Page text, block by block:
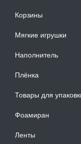
Корзины
Мягкие игрушки
Наполнитель
Плёнка
Товары для
Фоамиран
Ленты